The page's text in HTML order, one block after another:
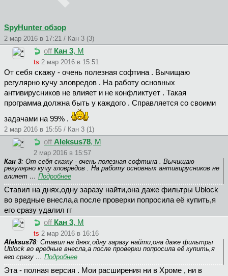
SpyHunter обзор
2 мар 2016 в 17:21 / Кан 3 (3)
off Кан 3, М
ts 2 мар 2016 в 15:51
От себя скажу - очень полезная софтина . Вычищаю
регулярно кучу зловредов . На работу основных
антивирусников не влияет и не конфликтует . Такая
программа должна быть у каждого . Справляется со своими
задачами на 99% .
2 мар 2016 в 15:55 / Кан 3 (1)
off Aleksus78, М
2 мар 2016 в 15:57
Кан 3: От себя скажу - очень полезная софтина . Вычищаю
регулярно кучу зловредов . На работу основных антивирусников не
влияет … Подробнее
Ставил на днях,одну заразу найти,она даже фильтры Ublock
во вредные внесла,а после проверки попросила её купить,я
его сразу удалил гг
off Кан 3, М
ts 2 мар 2016 в 16:16
Aleksus78: Ставил на днях,одну заразу найти,она даже фильтры
Ublock во вредные внесла,а после проверки попросила её купить,я
его сразу … Подробнее
Эта - полная версия . Мои расширения ни в Хроме , ни в